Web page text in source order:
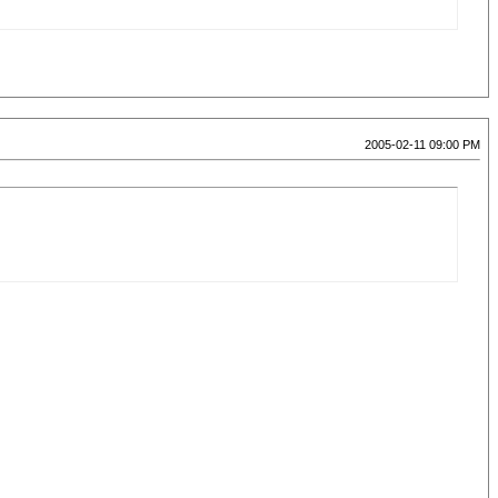
2005-02-11 09:00 PM